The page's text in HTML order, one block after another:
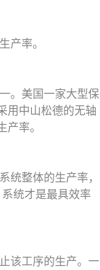
产率。
。美国一家大型保
用中山松德的无轴
率。
统整体的生产率，
统才是最具效率
该工序的生产。一